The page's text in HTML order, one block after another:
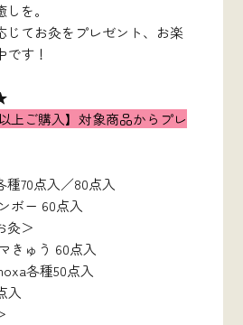
を。
じてお灸をプレゼント、お楽
です！
上ご購入】対象商品からプレ
種70点入／80点入
ボー 60点入
灸＞
きゅう 60点入
各種50点入
入